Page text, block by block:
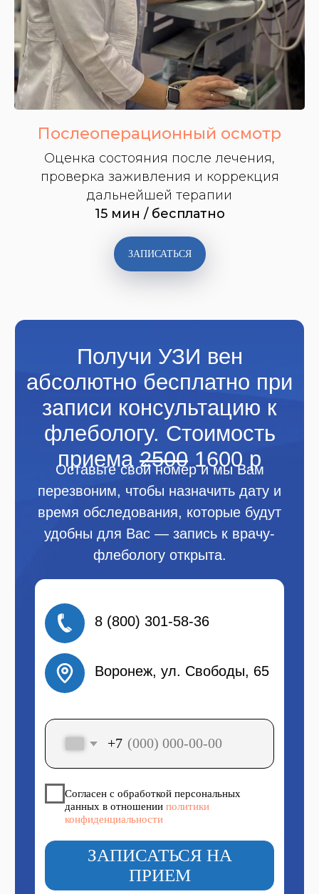
Послеоперационный осмотр
Оценка состояния после лечения,
проверка заживления и коррекция
дальнейшей терапии
15 мин / бесплатно
ЗАПИСАТЬСЯ
18 лет стажа 5000+
вылеченных
пациентов
разрезов
и госпитализации
время лечения
ВСЁ НАЧИНАЕТСЯ
С КОНСУЛЬТАЦИИ
Несостоятельные
клапаны вен
Ваши вены
Эстетический варикоз.
ВАШ
ДИАГНОЗ
После лечения при
(удаление сеточек
и звездочек) от 14000
сеанс
ЛЕЧЕНИЕ
Осмотр ног
УЗИ вен экспертного уровня
Составление
индивидуального плана
лечения или профилактики